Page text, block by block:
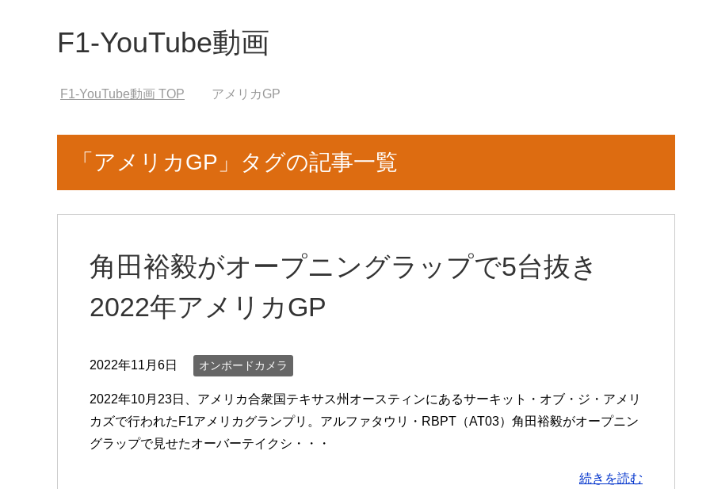
F1-YouTube動画
F1-YouTube動画 TOP アメリカGP
「アメリカGP」タグの記事一覧
角田裕毅がオープニングラップで5台抜き
2022年アメリカGP
2022年11月6日 オンボードカメラ
2022年10月23日、アメリカ合衆国テキサス州オースティンにあるサーキット・オブ・ジ・アメリ
カズで行われたF1アメリカグランプリ。アルファタウリ・RBPT（AT03）角田裕毅がオープニン
グラップで見せたオーバーテイクシ・・・
続きを読む